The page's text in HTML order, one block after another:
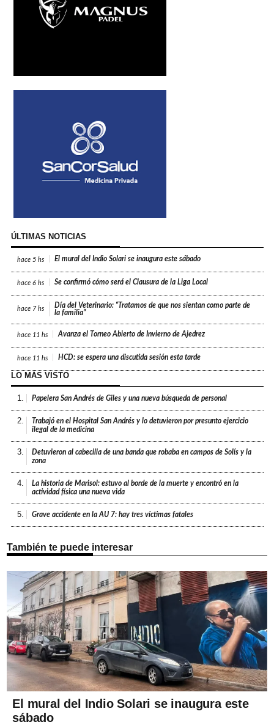
ÚLTIMAS NOTICIAS
hace 5 hs El mural del Indio Solari se inaugura este sábado
hace 6 hs Se confirmó cómo será el Clausura de la Liga Local
hace 7 hs
Día del Veterinario: “Tratamos de que nos sientan como parte de
la familia”
hace 11 hs Avanza el Torneo Abierto de Invierno de Ajedrez
hace 11 hs HCD: se espera una discutida sesión esta tarde
LO MÁS VISTO
1. Papelera San Andrés de Giles y una nueva búsqueda de personal
2.
Trabajó en el Hospital San Andrés y lo detuvieron por presunto ejercicio
ilegal de la medicina
3.
Detuvieron al cabecilla de una banda que robaba en campos de Solís y la
zona
4.
La historia de Marisol: estuvo al borde de la muerte y encontró en la
actividad física una nueva vida
5. Grave accidente en la AU 7: hay tres víctimas fatales
También te puede interesar
El mural del Indio Solari se inaugura este
sábado